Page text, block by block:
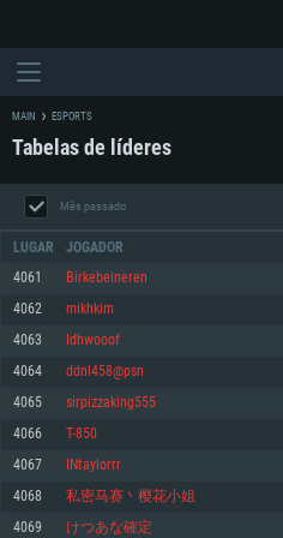
PC
Mínimo
Sistema Operativo: Windows 10 (64 bit)
Processador: Dual-Core 2.2 GHz
Mínimo
Sistema Operativo: Mac OS Big Sur
Processador: Core i5 2.2GHz mínimo
Mínimo
Sistema Operativo: Distribuições mais
Processador: Dual-Core 2.4 GHz
MAIN ESPORTS
Tabelas de líderes
Mês passado
LUGAR JOGADOR
4061 Birkebeineren
4062 mikhkim
4063 Idhwooof
4064 ddnl458@psn
4065 sirpizzaking555
4066 T-850
4067 INtaylorrr
4068 私密马赛丶樱花小姐
4069 けつあな確定